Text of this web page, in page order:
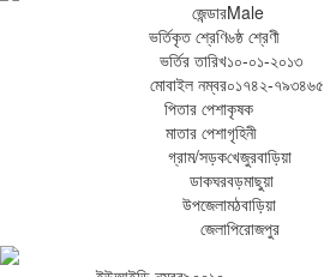
জেন্ডারMale
ভর্তিকৃত শ্রেণি৬ষ্ঠ শ্রেণী
ভর্তির তারিখ১০-০১-২০১৩
মোবাইল নম্বর০১৭৪২-৭৯৩৪৬৫
পিতার পেশাকৃষক
মাতার পেশাগৃহিনী
গ্রাম/সড়কখেজুরবাড়িয়া
ডাকঘরবড়মাছুয়া
উপজেলামঠবাড়িয়া
জেলাপিরোজপুর